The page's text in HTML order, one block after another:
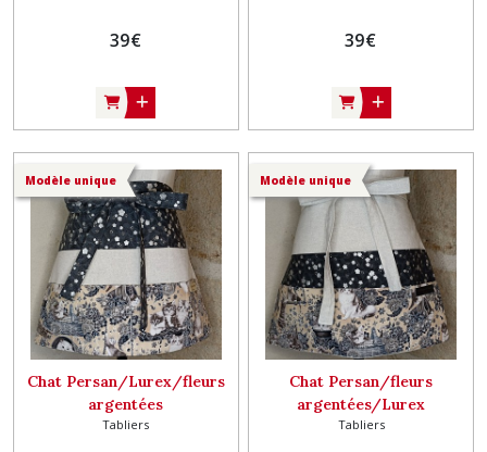
39€ 39€
Modèle unique
Chat Persan/Lurex/fleurs
argentées
Tabliers
Modèle unique
Chat Persan/fleurs
argentées/Lurex
Tabliers